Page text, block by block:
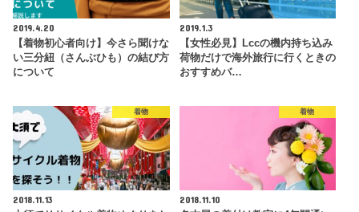
2019.4.20
【着物初心者向け】今さら聞けな
い三分紐（さんぶひも）の結び方
について
2019.1.3
【女性必見】Lccの機内持ち込み
荷物だけで海外旅行に行くときの
おすすめバ…
着物
2018.11.13
着物
2018.11.10